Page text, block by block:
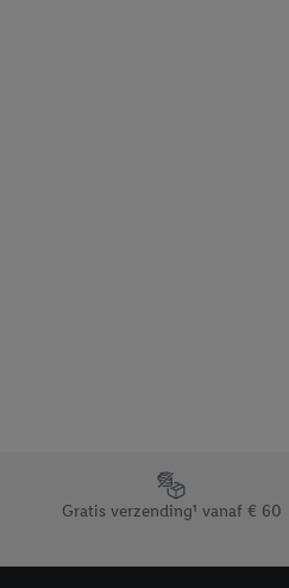
Footerelement met de
Gratis verzending¹ vanaf € 60